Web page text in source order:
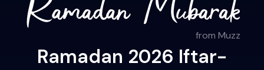
from Muzz
Ramadan 2026 Iftar-